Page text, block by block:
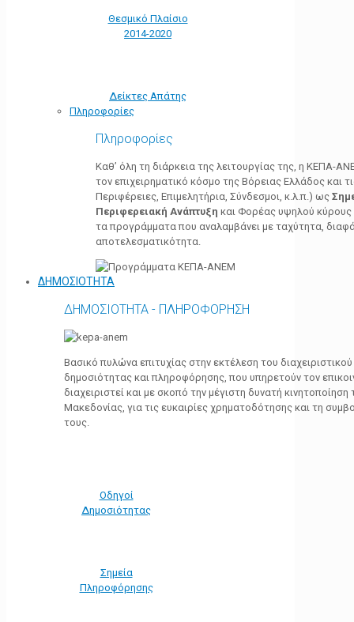
Θεσμικό Πλαίσιο
2014-2020
Δείκτες Απάτης
Πληροφορίες
Πληροφορίες
Καθ’ όλη τη διάρκεια της λειτουργίας της, η ΚΕΠΑ-
τον επιχειρηματικό κόσμο της Βόρειας Ελλάδος και
Περιφέρειες, Επιμελητήρια, Σύνδεσμοι, κ.λ.π.) ως
Περιφερειακή Ανάπτυξη και Φορέας υψηλού κύρους
τα προγράμματα που αναλαμβάνει με ταχύτητα,
αποτελεσματικότητα.
ΔΗΜΟΣΙΟΤΗΤΑ
ΔΗΜΟΣΙΟΤΗΤΑ - ΠΛΗΡΟΦΟΡΗΣΗ
Βασικό πυλώνα επιτυχίας στην εκτέλεση του
δημοσιότητας και πληροφόρησης, που υπηρετούν τον
διαχειριστεί και με σκοπό την μέγιστη δυνατή
Μακεδονίας, για τις ευκαιρίες χρηματοδότησης και τη
τους.
Οδηγοί
Δημοσιότητας
Σημεία
Πληροφόρησης